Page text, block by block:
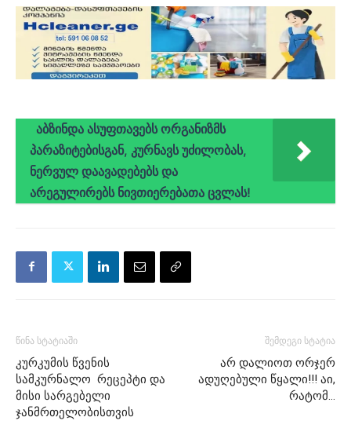
აბზინდა ასუფთავებს ორგანიზმს
პარაზიტებისგან, კურნავს უძილობას,
ნერვულ დაავადებებს და
არეგულირებს ნივთიერებათა ცვლას!
წინა სტატიაში
კურკუმის წვენის
სამკურნალო რეცეპტი და
მისი სარგებელი
ჯანმრთელობისთვის
შემდეგი სტატია
არ დალიოთ ორჯერ
ადუღებული წყალი!!! აი,
რატომ…